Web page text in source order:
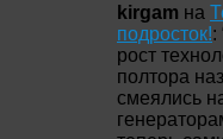
kirgam на
подросток!:
рост
полтора
смеялись